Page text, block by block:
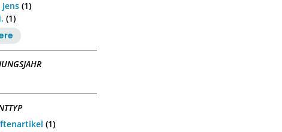
(1)
(1)
(1)